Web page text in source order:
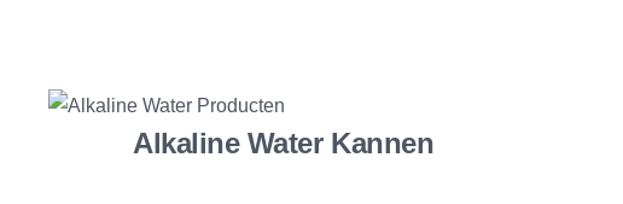
Alkaline Water Kannen